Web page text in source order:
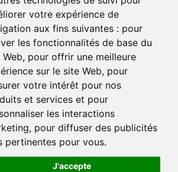
votre expérience de
aux fins suivantes : pour
les fonctionnalités de base du
, pour offrir une meilleure
sur le site Web, pour
votre intérêt pour nos
et services et pour
les interactions
, pour diffuser des publicités
pertinentes pour vous.
J'accepte
Dernière mise à jour : 27 avril 2023
Documentation
Réalisation du site